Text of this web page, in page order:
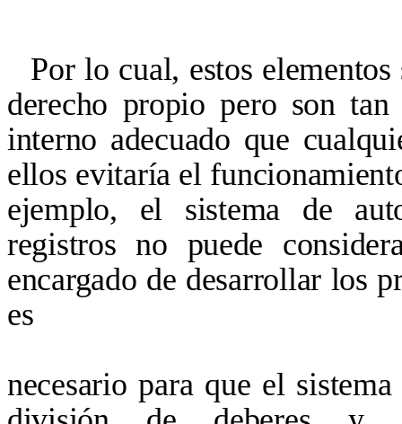
Por lo cual, estos
derecho propio pero son
interno adecuado que
ellos evitaría el
ejemplo, el sistema de
registros no puede
encargado de desarrollar los
es
necesario para que el